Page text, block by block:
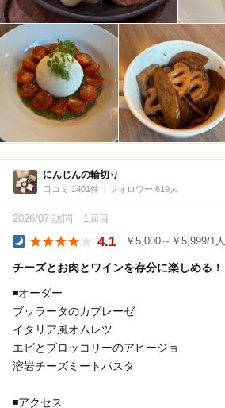
にんじんの輪切り
口コミ 1401件 フォロワー 619人
2026/07 訪問 1回目
4.1 ￥5,000～￥5,999/1人
チーズとお肉とワインを存分に楽しめる！
◾️オーダー
ブッラータのカプレーゼ
イタリア風オムレツ
エビとブロッコリーのアヒージョ
溶岩チーズミートパスタ
◾️アクセス